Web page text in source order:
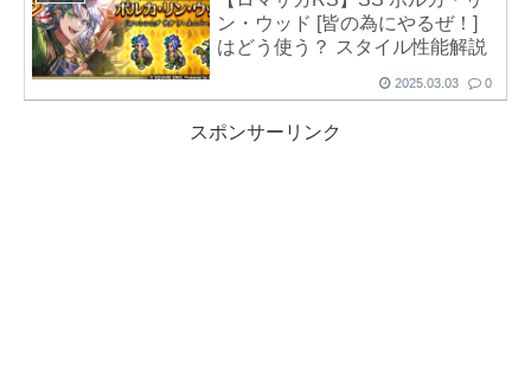
ン・ウッド [皆の為にやるぜ！]
はどう使う？ スタイル性能解説
2025.03.03 0
スポンサーリンク